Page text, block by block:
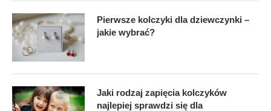
Pierwsze kolczyki dla dziewczynki –
jakie wybrać?
Jaki rodzaj zapięcia kolczyków
najlepiej sprawdzi się dla